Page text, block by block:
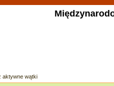
aktywne wątki